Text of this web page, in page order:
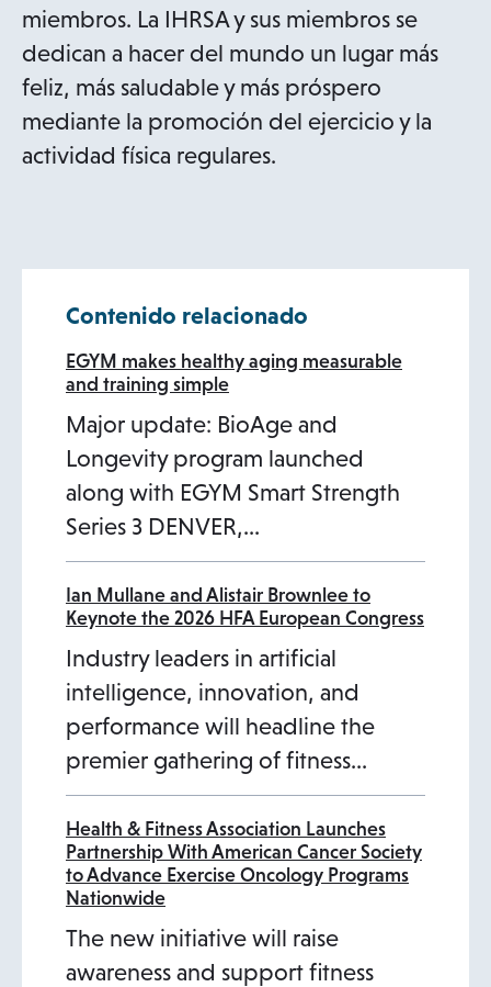
miembros. La IHRSA y sus miembros se
dedican a hacer del mundo un lugar más
feliz, más saludable y más próspero
mediante la promoción del ejercicio y la
actividad física regulares.
Contenido relacionado
EGYM makes healthy aging measurable
and training simple
Major update: BioAge and
Longevity program launched
along with EGYM Smart Strength
Series 3 DENVER,…
Ian Mullane and Alistair Brownlee to
Keynote the 2026 HFA European Congress
Industry leaders in artificial
intelligence, innovation, and
performance will headline the
premier gathering of fitness…
Health & Fitness Association Launches
Partnership With American Cancer Society
to Advance Exercise Oncology Programs
Nationwide
The new initiative will raise
awareness and support fitness